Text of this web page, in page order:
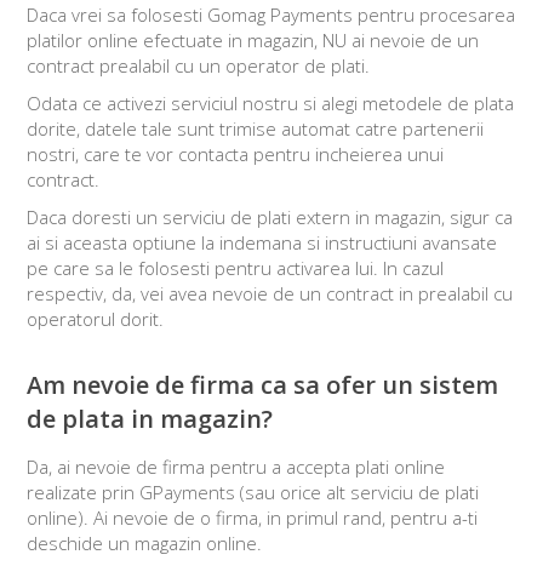
Daca vrei sa folosesti Gomag Payments pentru procesarea
platilor online efectuate in magazin, NU ai nevoie de un
contract prealabil cu un operator de plati.
Odata ce activezi serviciul nostru si alegi metodele de plata
dorite, datele tale sunt trimise automat catre partenerii
nostri, care te vor contacta pentru incheierea unui
contract.
Daca doresti un serviciu de plati extern in magazin, sigur ca
ai si aceasta optiune la indemana si instructiuni avansate
pe care sa le folosesti pentru activarea lui. In cazul
respectiv, da, vei avea nevoie de un contract in prealabil cu
operatorul dorit.
Am nevoie de firma ca sa ofer un sistem
de plata in magazin?
Da, ai nevoie de firma pentru a accepta plati online
realizate prin GPayments (sau orice alt serviciu de plati
online). Ai nevoie de o firma, in primul rand, pentru a-ti
deschide un magazin online.